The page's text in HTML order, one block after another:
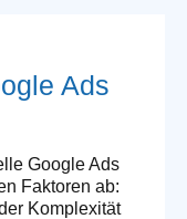
Ads
Google Ads
Faktoren ab:
Komplexität